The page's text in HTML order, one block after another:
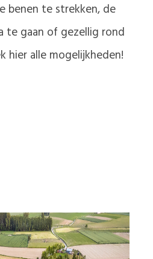
benen te strekken, de
te gaan of gezellig rond
hier alle mogelijkheden!